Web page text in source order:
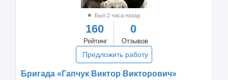
Был 2 часа назад
160
Рейтинг
0
Отзывов
Предложить работу
Бригада «Гапчук Виктор Викторович»